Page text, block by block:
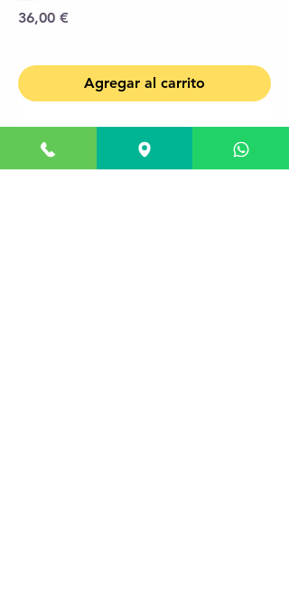
Precio
36,00 €
Agregar al carrito